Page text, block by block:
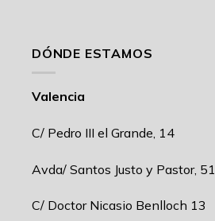
DÓNDE ESTAMOS
Valencia
C/ Pedro III el Grande, 14
Avda/ Santos Justo y Pastor, 51
C/ Doctor Nicasio Benlloch 13